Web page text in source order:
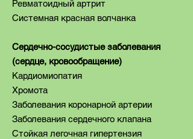
Ревматоидный артрит
Системная красная волчанка
Сердечно-сосудистые заболевания
(сердце, кровообращение)
Кардиомиопатия
Хромота
Заболевания коронарной артерии
Заболевания сердечного клапана
Стойкая легочная гипертензия